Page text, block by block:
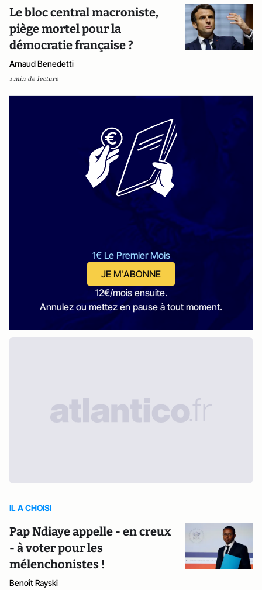
Le bloc central macroniste,
piège mortel pour la
démocratie française ?
Arnaud Benedetti
1 min de lecture
1€ Le Premier Mois
JE M'ABONNE
12€/mois ensuite.
Annulez ou mettez en pause à tout moment.
IL A CHOISI
Pap Ndiaye appelle - en creux
- à voter pour les
mélenchonistes !
Benoît Rayski